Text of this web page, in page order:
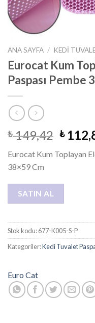
ANA SAYFA / KEDI
Eurocat Kum
Paspası Pembe
₺149,42 ₺
Eurocat Kum Toplayan
38×59 Cm
SATIN AL
Stok kodu:677-K005-S-P
Kategoriler:Kedi Tuvalet
Euro Cat